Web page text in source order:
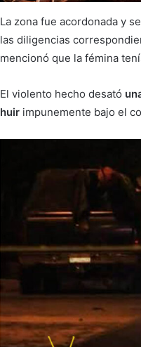
La zona fue acordonada y
las diligencias
mencionó que la fémina
El violento hecho desató
huir impunemente bajo el